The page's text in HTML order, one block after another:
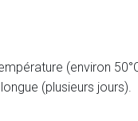
(environ
(plusieurs jours).